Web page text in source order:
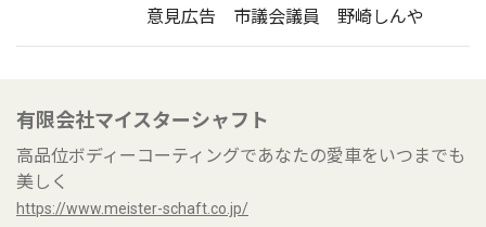
意見広告 市議会議員 野崎しんや
有限会社マイスターシャフト
高品位ボディーコーティングであなたの愛車をいつまでも
美しく
https://www.meister-schaft.co.jp/